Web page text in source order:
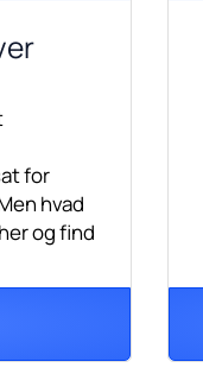
for
hvad
og find